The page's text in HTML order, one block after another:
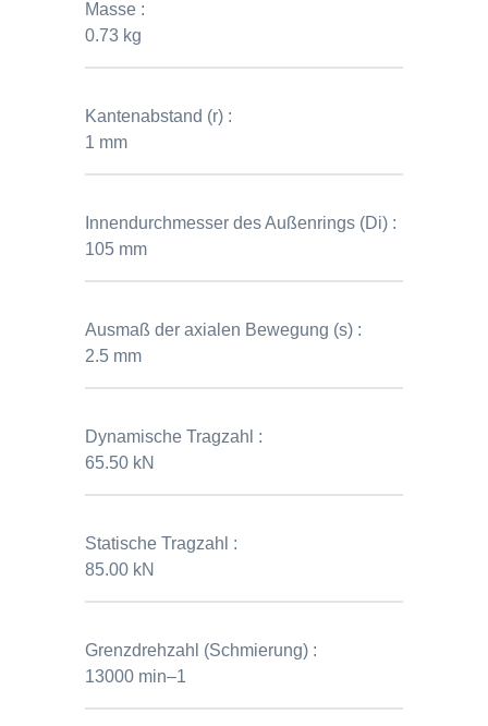
Masse :
0.73 kg
Kantenabstand (r) :
1 mm
Innendurchmesser des Außenrings (Di) :
105 mm
Ausmaß der axialen Bewegung (s) :
2.5 mm
Dynamische Tragzahl :
65.50 kN
Statische Tragzahl :
85.00 kN
Grenzdrehzahl (Schmierung) :
13000 min–1